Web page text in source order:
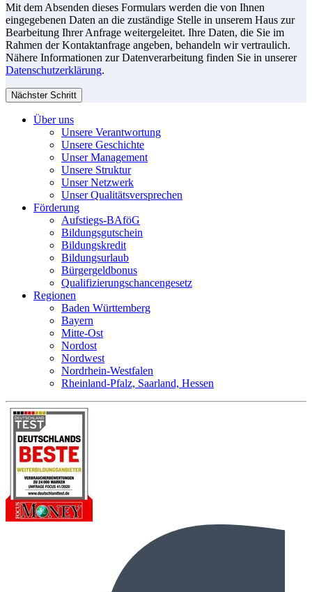
Mit dem Absenden dieses Formulars werden die von Ihnen
eingegebenen Daten an die zuständige Stelle in unserem Haus zur
Bearbeitung Ihrer Anfrage weitergeleitet. Ihre Daten, die Sie im
Rahmen der Kontaktanfrage angeben, behandeln wir vertraulich.
Nähere Informationen zur Datenverarbeitung finden Sie in unserer
Datenschutzerklärung.
Nächster Schritt
Über uns
Unsere Verantwortung
Unsere Geschichte
Unser Management
Unsere Struktur
Unser Netzwerk
Unser Qualitätsversprechen
Förderung
Aufstiegs-BAföG
Bildungsgutschein
Bildungskredit
Bildungsurlaub
Bürgergeldbonus
Qualifizierungschancengesetz
Regionen
Baden Württemberg
Bayern
Mitte-Ost
Nordost
Nordwest
Nordrhein-Westfalen
Rheinland-Pfalz, Saarland, Hessen